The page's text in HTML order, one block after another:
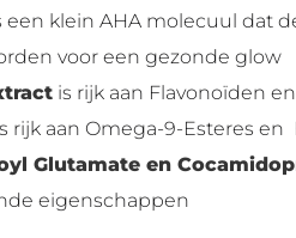
een klein AHA molecuul dat
voor een gezonde glow
is rijk aan Flavonoïden
rijk aan Omega-9-Esteres
Glutamate en
eigenschappen